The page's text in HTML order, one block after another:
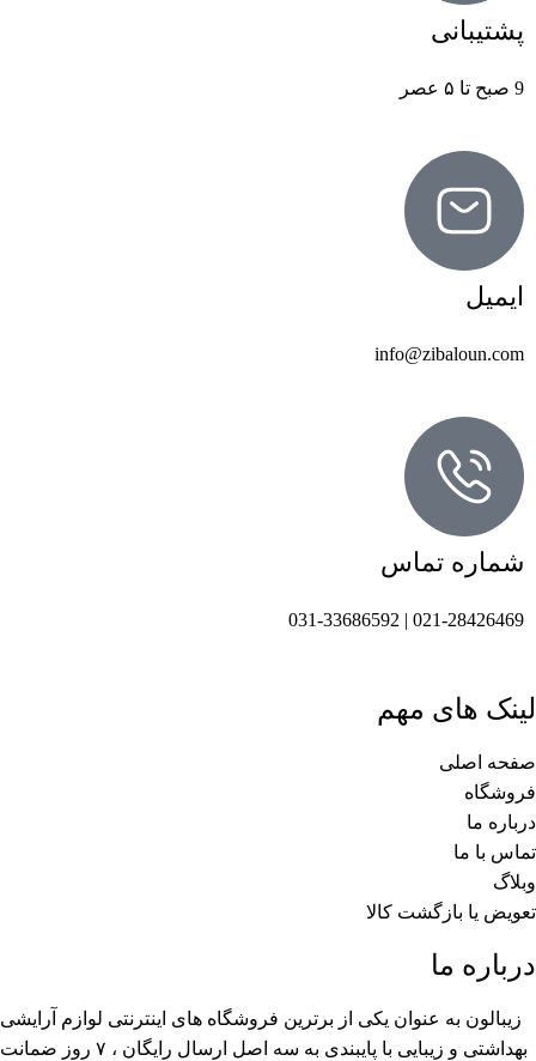
پشتیبانی
9 صبح تا ۵ عصر
ایمیل
info@zibaloun.com
شماره تماس
021-28426469 | 031-33686592
لینک های مهم
صفحه اصلی
فروشگاه
درباره ما
تماس با ما
وبلاگ
تعویض یا بازگشت کالا
درباره ما
زیبالون به عنوان یکی از برترین فروشگاه های اینترنتی لوازم آرایشی
بهداشتی و زیبایی با پایبندی به سه اصل ارسال رایگان ، ۷ روز ضمانت